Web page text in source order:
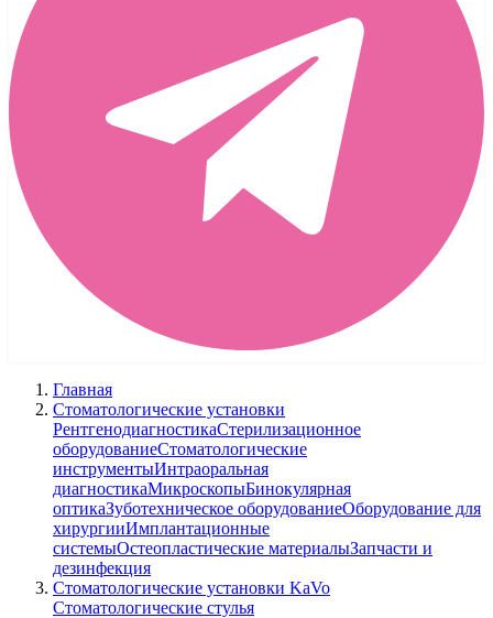
Главная
Стоматологические установки
РентгенодиагностикаСтерилизационное
оборудованиеСтоматологические
инструментыИнтраоральная
диагностикаМикроскопыБинокулярная
оптикаЗуботехническое оборудованиеОборудование для
хирургииИмплантационные
системыОстеопластические материалыЗапчасти и
дезинфекция
Стоматологические установки KaVo
Стоматологические стулья